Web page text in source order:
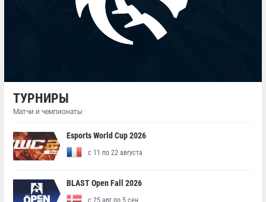
ТУРНИРЫ
Матчи и чемпионаты
Esports World Cup 2026
с 11 по 22 августа
BLAST Open Fall 2026
с 25 авг по 5 сен